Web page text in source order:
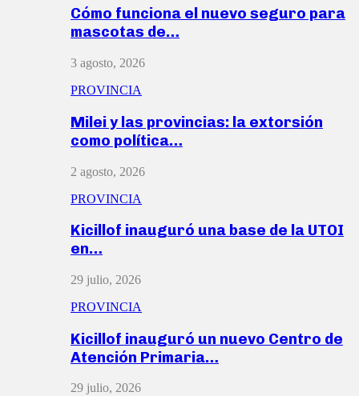
Cómo funciona el nuevo seguro para
mascotas de…
3 agosto, 2026
PROVINCIA
Milei y las provincias: la extorsión
como política…
2 agosto, 2026
PROVINCIA
Kicillof inauguró una base de la UTOI
en…
29 julio, 2026
PROVINCIA
Kicillof inauguró un nuevo Centro de
Atención Primaria…
29 julio, 2026